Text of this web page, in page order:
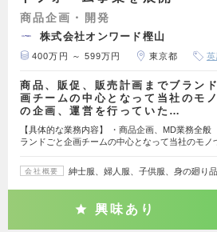
商品企画・開発
株式会社オンワード樫山
400万円 ～ 599万円 東京都
商品、販促、販売計画までブラン
画チームの中心となって当社のモ
の企画、運営を行っていた…
【具体的な業務内容】 ・商品企画、MD業務全
ランドごと企画チームの中心となって当社のモノ
会社概要 紳士服、婦人服、子供服、身の廻り
興味あり